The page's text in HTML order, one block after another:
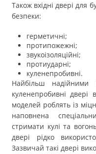
Також вхідні двері для
безпеки:
герметичні;
протипожежні;
звукоізоляційні;
протиударні;
куленепробивні.
Найбільш надійними
куленепробивні двері
моделей роблять із
наповнена
стримати кулі та
двері рідко
Зазвичай такі двері